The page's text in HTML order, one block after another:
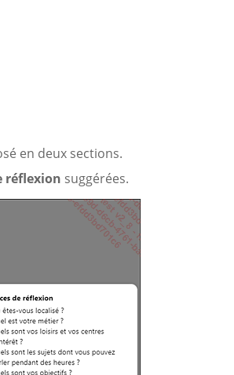
en deux sections.
réflexion suggérées.